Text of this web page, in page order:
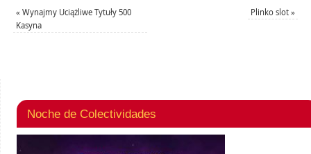
« Wynajmy Uciążliwe Tytuły 500
Kasyna
Plinko slot»
Noche de Colectividades